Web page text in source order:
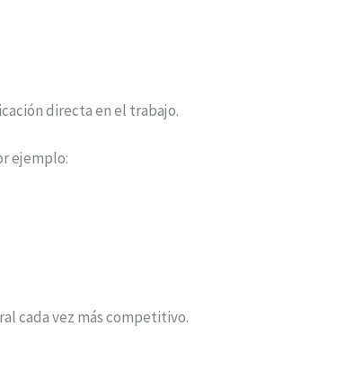
directa en el trabajo.
ejemplo:
cada vez más competitivo.